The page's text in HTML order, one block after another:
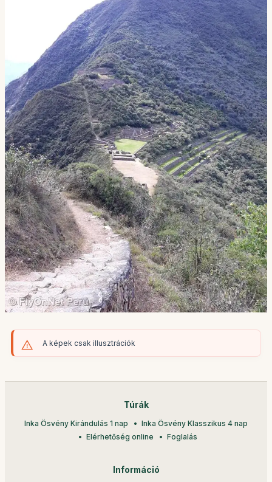
A képek csak illusztrációk
Túrák
Inka Ösvény Kirándulás 1 nap
Inka Ösvény Klasszikus 4 nap
Elérhetőség online
Foglalás
Információ